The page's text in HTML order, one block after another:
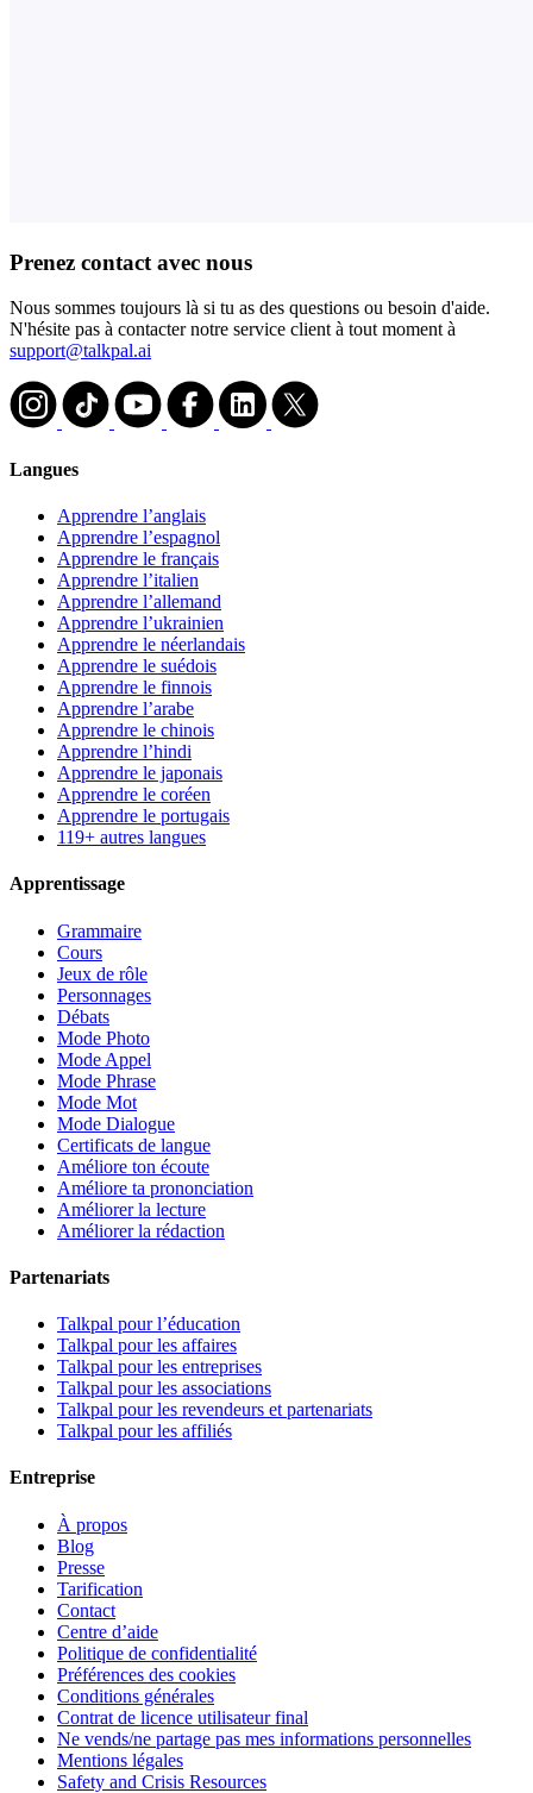
Prenez contact avec nous
Nous sommes toujours là si tu as des questions ou besoin d'aide.
N'hésite pas à contacter notre service client à tout moment à
support@talkpal.ai
Langues
Apprendre l’anglais
Apprendre l’espagnol
Apprendre le français
Apprendre l’italien
Apprendre l’allemand
Apprendre l’ukrainien
Apprendre le néerlandais
Apprendre le suédois
Apprendre le finnois
Apprendre l’arabe
Apprendre le chinois
Apprendre l’hindi
Apprendre le japonais
Apprendre le coréen
Apprendre le portugais
119+ autres langues
Apprentissage
Grammaire
Cours
Jeux de rôle
Personnages
Débats
Mode Photo
Mode Appel
Mode Phrase
Mode Mot
Mode Dialogue
Certificats de langue
Améliore ton écoute
Améliore ta prononciation
Améliorer la lecture
Améliorer la rédaction
Partenariats
Talkpal pour l’éducation
Talkpal pour les affaires
Talkpal pour les entreprises
Talkpal pour les associations
Talkpal pour les revendeurs et partenariats
Talkpal pour les affiliés
Entreprise
À propos
Blog
Presse
Tarification
Contact
Centre d’aide
Politique de confidentialité
Préférences des cookies
Conditions générales
Contrat de licence utilisateur final
Ne vends/ne partage pas mes informations personnelles
Mentions légales
Safety and Crisis Resources